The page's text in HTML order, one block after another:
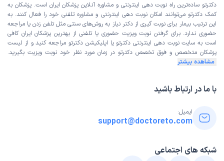
دکترتو ساده‌ترین راه نوبت‌ دهی اینترنتی و مشاوره آنلاین پزشکان ایران است. پزشکان به
کمک دکترتو می‌توانند امکان نوبت دهی اینترنتی و مشاوره تلفنی خود را فعال کنند. به
این ترتیب بیمار برای نوبت گیری از دکتر نیاز به روش‌های سنتی مثل تلفن زدن یا مراجعه
حضوری ندارد. برای گرفتن نوبت ویزیت حضوری یا تلفنی از بهترین پزشکان ایران کافی
است به سایت نوبت دهی اینترنتی دکترتو یا اپلیکیشن دکترتو مراجعه کنید و از لیست
پزشکان متخصص و فوق تخصص دکترتو در زمان مورد نظر خود نوبت ویزیت بگیرید.
مشاهده بیشتر
با ما در ارتباط باشید
ایمیل:
support@doctoreto.com
شبکه های اجتماعی